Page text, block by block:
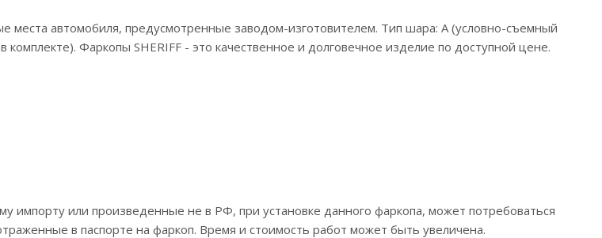
места автомобиля, предусмотренные заводом-изготовителем. Тип шара: А (условно-съемный
Фаркопы SHERIFF - это качественное и долговечное изделие по доступной цене.
или произведенные не в РФ, при установке данного фаркопа, может потребоваться
в паспорте на фаркоп. Время и стоимость работ может быть увеличена.